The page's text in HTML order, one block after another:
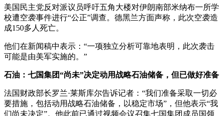
美国民主党反对派议员呼吁五角大楼对伊朗南部米纳布一所学
校遭空袭事件进行“公正”调查。德黑兰方面声称，此次空袭造
成150多人死亡。
他们在新闻稿中表示：“一项独立分析可靠地表明，此次袭击
可能是由美军实施的。”
石油：七国集团“尚未”决定动用战略石油储备，但已做好准备
法国财政部长罗兰·莱斯库尔告诉记者：“我们准备采取一切必
要措施，包括动用战略石油储备，以稳定市场”，但他表示“我
们尚未决定”。他此前已通过视频会议召集七国集团成员国领